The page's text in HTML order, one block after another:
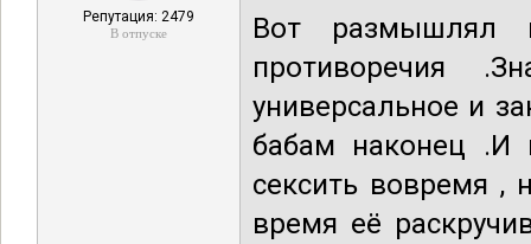
Репутация: 2479
В отпуске
Вот размышлял
противоречия
универсальное и
бабам наконец
сексить вовремя ,
время её